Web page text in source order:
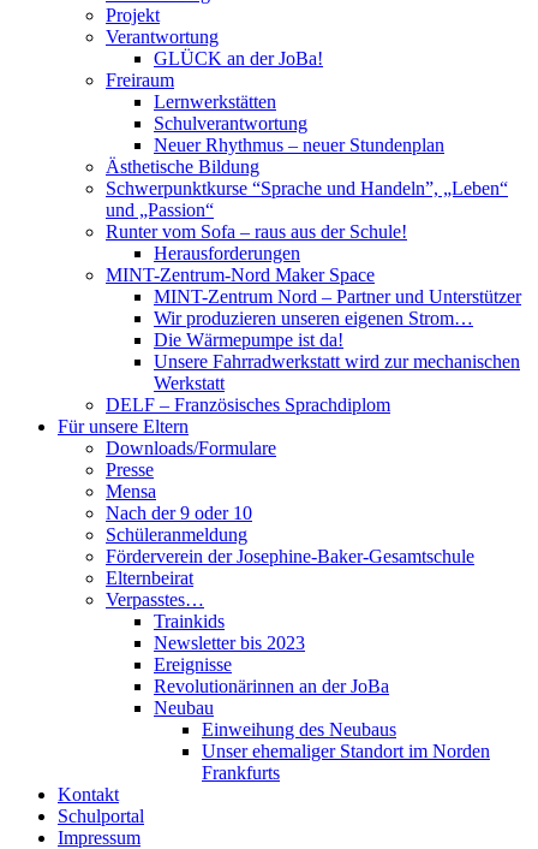
Projekt
Verantwortung
GLÜCK an der JoBa!
Freiraum
Lernwerkstätten
Schulverantwortung
Neuer Rhythmus – neuer Stundenplan
Ästhetische Bildung
Schwerpunktkurse “Sprache und Handeln”, „Leben“
und „Passion“
Runter vom Sofa – raus aus der Schule!
Herausforderungen
MINT-Zentrum-Nord Maker Space
MINT-Zentrum Nord – Partner und Unterstützer
Wir produzieren unseren eigenen Strom…
Die Wärmepumpe ist da!
Unsere Fahrradwerkstatt wird zur mechanischen
Werkstatt
DELF – Französisches Sprachdiplom
Für unsere Eltern
Downloads/Formulare
Presse
Mensa
Nach der 9 oder 10
Schüleranmeldung
Förderverein der Josephine-Baker-Gesamtschule
Elternbeirat
Verpasstes…
Trainkids
Newsletter bis 2023
Ereignisse
Revolutionärinnen an der JoBa
Neubau
Einweihung des Neubaus
Unser ehemaliger Standort im Norden
Frankfurts
Kontakt
Schulportal
Impressum